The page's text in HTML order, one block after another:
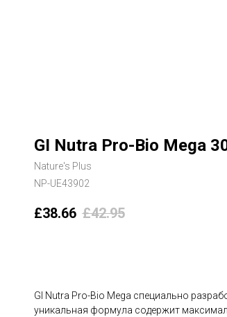
GI Nutra Pro-Bio Mega
Nature's Plus
NP-UE43902
£38.66 £42.95
GI Nutra Pro-Bio Mega специально
уникальная формула содержит